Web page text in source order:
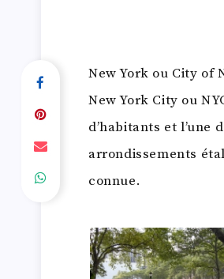
New York ou City of
New York City ou
d’habitants et l’une
arrondissements
connue.